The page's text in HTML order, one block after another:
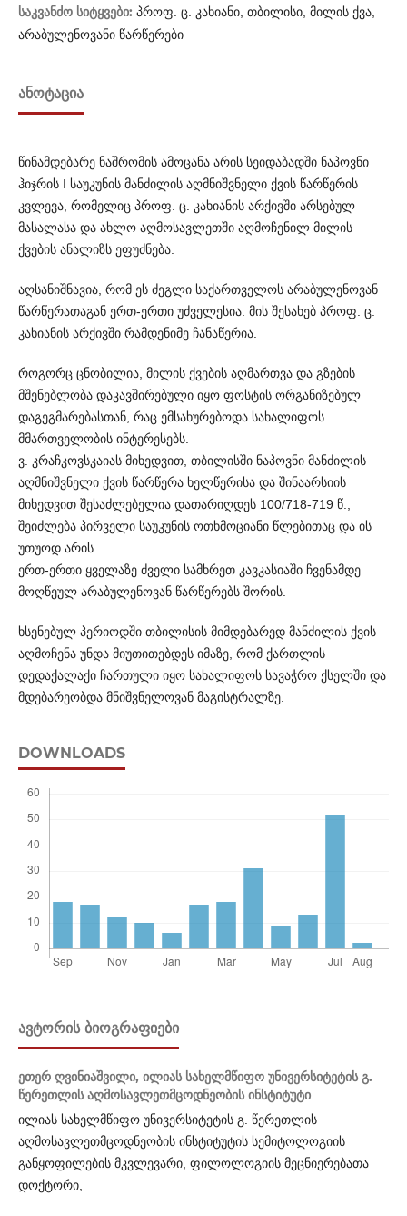
საკვანძო სიტყვები: პროფ. ც. კახიანი, თბილისი, მილის ქვა,
არაბულენოვანი წარწერები
ᲐᲜᲝᲢᲐᲪᲘᲐ
წინამდებარე ნაშრომის ამოცანა არის სეიდაბადში ნაპოვნი
ჰიჯრის I საუკუნის მანძილის აღმნიშვნელი ქვის წარწერის
კვლევა, რომელიც პროფ. ც. კახიანის არქივში არსებულ
მასალასა და ახლო აღმოსავლეთში აღმოჩენილ მილის
ქვების ანალიზს ეფუძნება.
აღსანიშნავია, რომ ეს ძეგლი საქართველოს არაბულენოვან
წარწერათაგან ერთ-ერთი უძველესია. მის შესახებ პროფ. ც.
კახიანის არქივში რამდენიმე ჩანაწერია.
როგორც ცნობილია, მილის ქვების აღმართვა და გზების
მშენებლობა დაკავშირებული იყო ფოსტის ორგანიზებულ
დაგეგმარებასთან, რაც ემსახურებოდა სახალიფოს
მმართველობის ინტერესებს.
ვ. კრაჩკოვსკაიას მიხედვით, თბილისში ნაპოვნი მანძილის
აღმნიშვნელი ქვის წარწერა ხელწერისა და შინაარსიის
მიხედვით შესაძლებელია დათარიღდეს 100/718-719 წ.,
შეიძლება პირველი საუკუნის ოთხმოციანი წლებითაც და ის
უთუოდ არის
ერთ-ერთი ყველაზე ძველი სამხრეთ კავკასიაში ჩვენამდე
მოღწეულ არაბულენოვან წარწერებს შორის.
ხსენებულ პერიოდში თბილისის მიმდებარედ მანძილის ქვის
აღმოჩენა უნდა მიუთითებდეს იმაზე, რომ ქართლის
დედაქალაქი ჩართული იყო სახალიფოს სავაჭრო ქსელში და
მდებარეობდა მნიშვნელოვან მაგისტრალზე.
DOWNLOADS
ᲐᲕᲢᲝᲠᲘᲡ ᲑᲘᲝᲒᲠᲐᲤᲘᲔᲑᲘ
ეთერ ღვინიაშვილი, ილიას სახელმწიფო უნივერსიტეტის გ.
წერეთლის აღმოსავლეთმცოდნეობის ინსტიტუტი
ილიას სახელმწიფო უნივერსიტეტის გ. წერეთლის
აღმოსავლეთმცოდნეობის ინსტიტუტის სემიტოლოგიის
განყოფილების მკვლევარი, ფილოლოგიის მეცნიერებათა
დოქტორი,